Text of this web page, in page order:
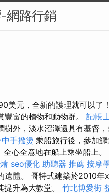
-網路行銷
美元，全新的護理就可以了
豐富的植物和動物群。 記帳
外，淡水沼澤還具有基督
中手撥燙 乘船旅行後，參加
全心全意地在船上乘坐船上。
seo優化 助聽器 推薦 按摩
遺體。 哥特式建築於2010年
提升為大教堂。 竹北博愛街